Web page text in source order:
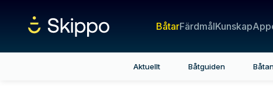
BåtarFärdmålKunskap
Aktuellt Båtguiden